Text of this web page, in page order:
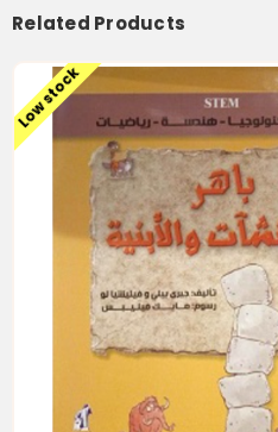
Related Products
Low stock